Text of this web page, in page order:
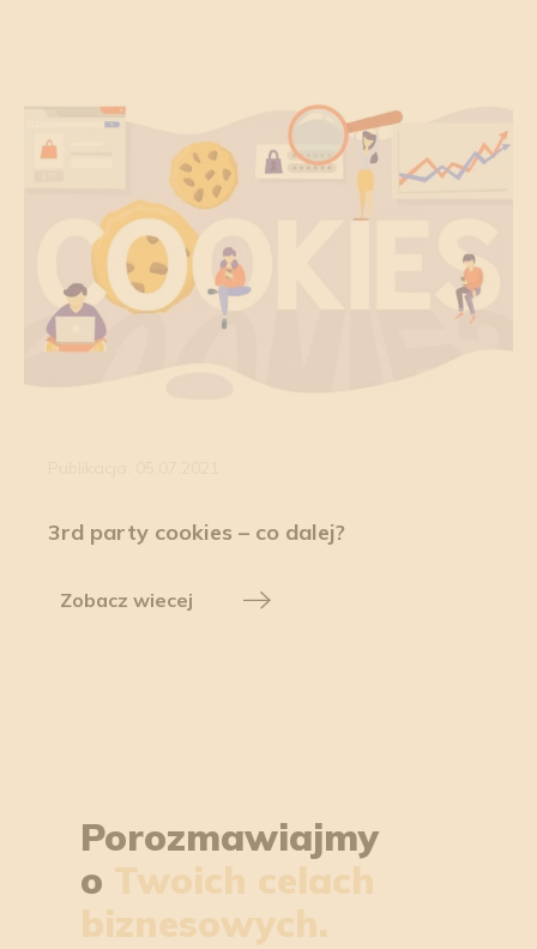
3rd party cookies – co dalej?
Zobacz wiecej
Porozmawiajmy
o Twoich celach
biznesowych.